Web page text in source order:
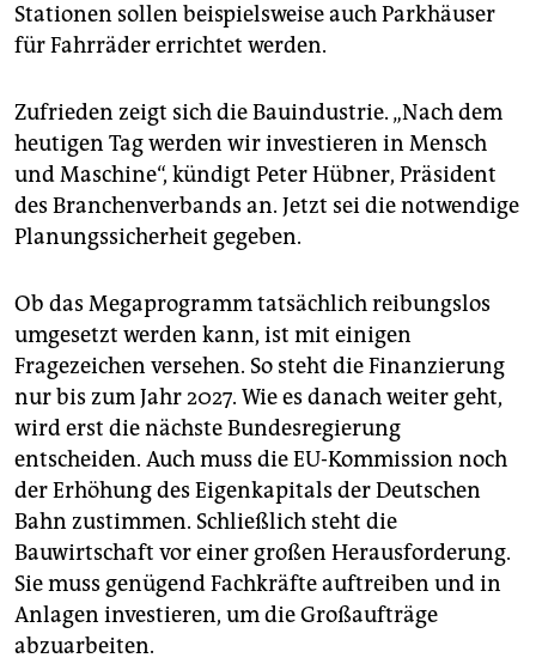
Stationen sollen beispielsweise auch Parkhäuser
für Fahrräder errichtet werden.
Zufrieden zeigt sich die Bauindustrie. „Nach dem
heutigen Tag werden wir investieren in Mensch
und Maschine“, kündigt Peter Hübner, Präsident
des Branchenverbands an. Jetzt sei die notwendige
Planungssicherheit gegeben.
Ob das Megaprogramm tatsächlich reibungslos
umgesetzt werden kann, ist mit einigen
Fragezeichen versehen. So steht die Finanzierung
nur bis zum Jahr 2027. Wie es danach weiter geht,
wird erst die nächste Bundesregierung
entscheiden. Auch muss die EU-Kommission noch
der Erhöhung des Eigenkapitals der Deutschen
Bahn zustimmen. Schließlich steht die
Bauwirtschaft vor einer großen Herausforderung.
Sie muss genügend Fachkräfte auftreiben und in
Anlagen investieren, um die Großaufträge
abzuarbeiten.